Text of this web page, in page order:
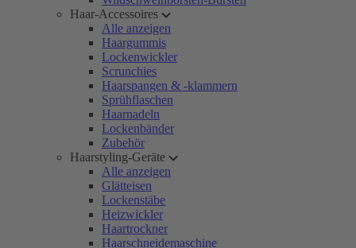
Haar-Accessoires
Alle anzeigen
Haargummis
Lockenwickler
Scrunchies
Haarspangen & -klammern
Sprühflaschen
Haarnadeln
Lockenbänder
Zubehör
Haarstyling-Geräte
Alle anzeigen
Glätteisen
Lockenstäbe
Heizwickler
Haartrockner
Haarschneidemaschine